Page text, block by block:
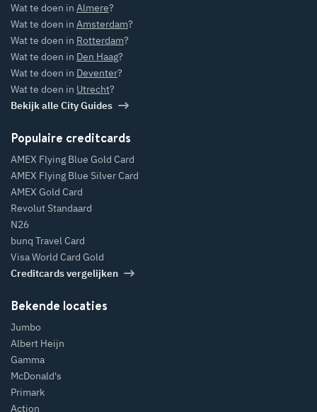
Wat te doen in Almere?
Wat te doen in Amsterdam?
Wat te doen in Rotterdam?
Wat te doen in Den Haag?
Wat te doen in Deventer?
Wat te doen in Utrecht?
Bekijk alle City Guides
Populaire creditcards
AMEX Flying Blue Gold Card
AMEX Flying Blue Silver Card
AMEX Gold Card
Revolut Standaard
N26
bunq Travel Card
Visa World Card Gold
Creditcards vergelijken
Bekende locaties
Jumbo
Albert Heijn
Gamma
McDonald's
Primark
Action